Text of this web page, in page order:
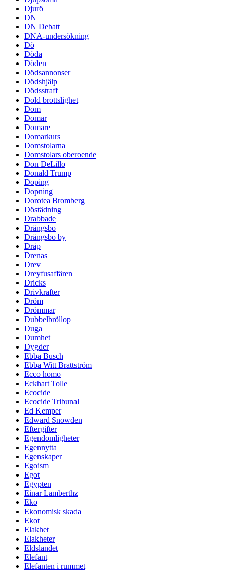
Djurö
DN
DN Debatt
DNA-undersökning
Dö
Döda
Döden
Dödsannonser
Dödshjälp
Dödsstraff
Dold brottslighet
Dom
Domar
Domare
Domarkurs
Domstolarna
Domstolars oberoende
Don DeLillo
Donald Trump
Doping
Dopning
Dorotea Bromberg
Döstädning
Drabbade
Drängsbo
Drängsbo by
Dråp
Drenas
Drev
Dreyfusaffären
Dricks
Drivkrafter
Dröm
Drömmar
Dubbelbröllop
Duga
Dumhet
Dygder
Ebba Busch
Ebba Witt Brattström
Ecco homo
Eckhart Tolle
Ecocide
Ecocide Tribunal
Ed Kemper
Edward Snowden
Eftergifter
Egendomligheter
Egennytta
Egenskaper
Egoism
Egot
Egypten
Einar Lamberthz
Eko
Ekonomisk skada
Ekot
Elakhet
Elakheter
Eldslandet
Elefant
Elefanten i rummet